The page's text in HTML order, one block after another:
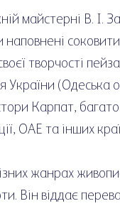
майстерні В. І.
наповнені
творчості
України (Одеська
Карпат,
ОАЕ та інших
жанрах
Він віддає